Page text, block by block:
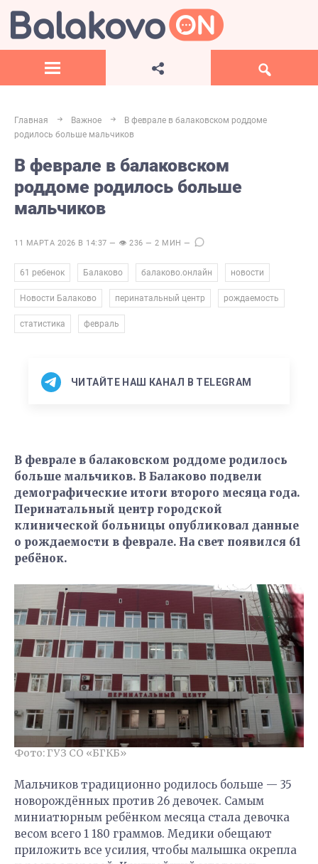
Главная Важное
В феврале в балаковском роддоме
родилось больше мальчиков
В феврале в балаковском
роддоме родилось больше
мальчиков
11 МАРТА 2026 В 14:37 — 👁 236 — 2 МИН —
61 ребенок Балаково балаково.онлайн новости
Новости Балаково перинатальный центр рождаемость
статистика февраль
ЧИТАЙТЕ НАШ КАНАЛ В TELEGRAM
В феврале в балаковском роддоме родилось
больше мальчиков. В Балаково подвели
демографические итоги второго месяца года.
Перинатальный центр городской
клинической больницы опубликовал данные
о рождаемости в феврале. На свет появился 61
ребёнок.
Фото: ГУЗ СО «БГКБ»
Мальчиков традиционно родилось больше — 35
новорождённых против 26 девочек. Самым
миниатюрным ребёнком месяца стала девочка
весом всего 1 180 граммов. Медики обещают
приложить все усилия, чтобы малышка окрепла